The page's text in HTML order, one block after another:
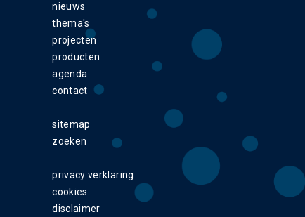
nieuws
thema's
projecten
producten
agenda
contact
sitemap
zoeken
privacy verklaring
cookies
disclaimer